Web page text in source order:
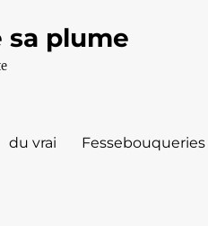
sa plume
du vrai Fessebouqueries